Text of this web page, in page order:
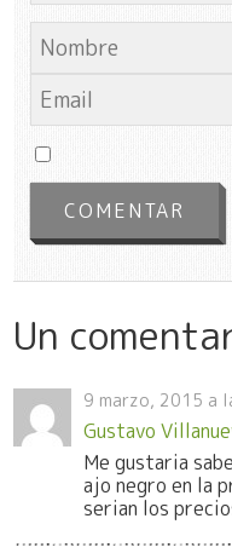
Un
9 marzo, 2015 a
Gustavo
Me gustaria
ajo negro en la
serian los